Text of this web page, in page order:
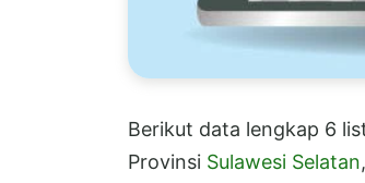
Berikut data lengkap 6
Provinsi Sulawesi Selatan